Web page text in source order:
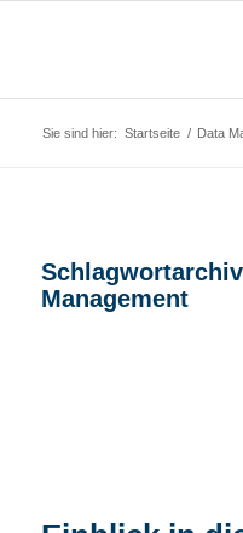
Sie sind hier: Startseite / Data
Management